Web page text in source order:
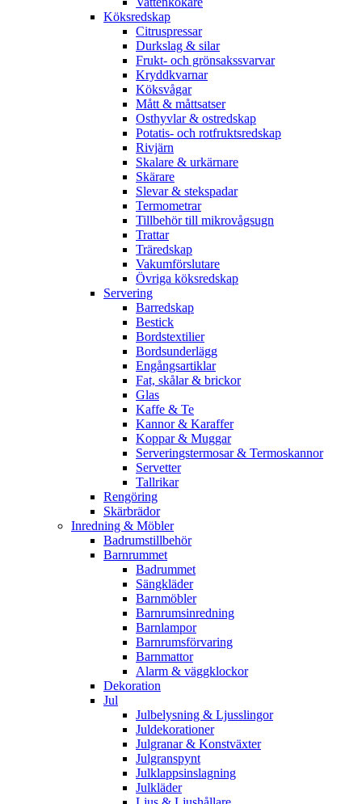
Köksredskap
Citruspressar
Durkslag & silar
Frukt- och grönsakssvarvar
Kryddkvarnar
Köksvågar
Mått & måttsatser
Osthyvlar & ostredskap
Potatis- och rotfruktsredskap
Rivjärn
Skalare & urkärnare
Skärare
Slevar & stekspadar
Termometrar
Tillbehör till mikrovågsugn
Trattar
Träredskap
Vakumförslutare
Övriga köksredskap
Servering
Barredskap
Bestick
Bordstextilier
Bordsunderlägg
Engångsartiklar
Fat, skålar & brickor
Glas
Kaffe & Te
Kannor & Karaffer
Koppar & Muggar
Serveringstermosar & Termoskannor
Servetter
Tallrikar
Rengöring
Skärbrädor
Inredning & Möbler
Badrumstillbehör
Barnrummet
Badrummet
Sängkläder
Barnmöbler
Barnrumsinredning
Barnlampor
Barnrumsförvaring
Barnmattor
Alarm & väggklockor
Dekoration
Jul
Julbelysning & Ljusslingor
Juldekorationer
Julgranar & Konstväxter
Julgranspynt
Julklappsinslagning
Julkläder